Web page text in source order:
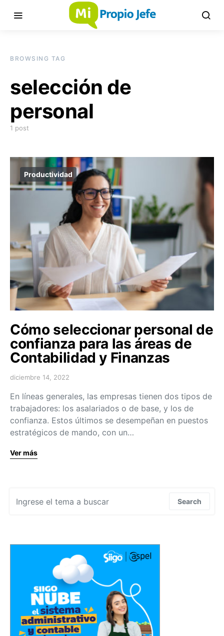
BROWSING TAG
selección de
personal
1 post
Productividad
Cómo seleccionar personal de
confianza para las áreas de
Contabilidad y Finanzas
diciembre 14, 2022
En líneas generales, las empresas tienen dos tipos de
trabajadores: los asalariados o de base, y los de
confianza. Estos últimos se desempeñan en puestos
estratégicos de mando, con un…
Ver más
Search